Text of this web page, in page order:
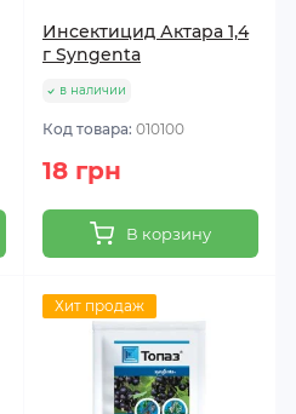
Инсектицид Актара 1,4
г Syngenta
в наличии
Код товара: 010100
18 грн
В корзину
Хит продаж